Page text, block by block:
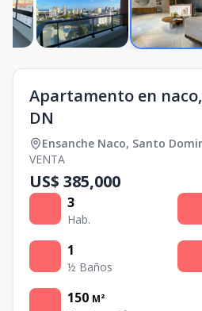
Apartamento en
DN
Ensanche Naco, Santo
VENTA
US$ 385,000
3
Hab.
1
½ Baños
150 M²